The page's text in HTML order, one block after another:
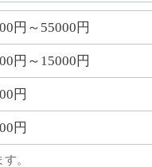
円～55000円
円～15000円
円
円
。